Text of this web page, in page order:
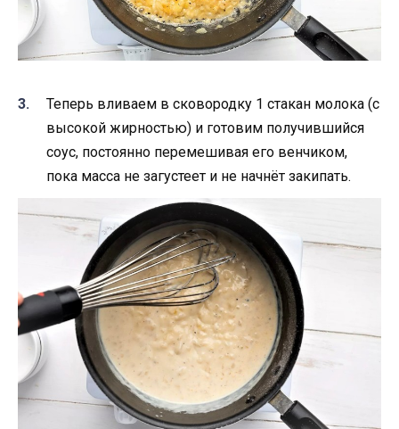
Теперь вливаем в сковородку 1 стакан молока (с
высокой жирностью) и готовим получившийся
соус, постоянно перемешивая его венчиком,
пока масса не загустеет и не начнёт закипать.